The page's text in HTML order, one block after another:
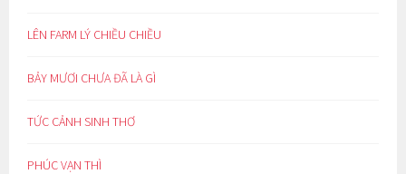
LÊN FARM LÝ CHIỀU CHIỀU
BẢY MƯƠI CHƯA ĐÃ LÀ GÌ
TỨC CẢNH SINH THƠ
PHÚC VẠN THÌ